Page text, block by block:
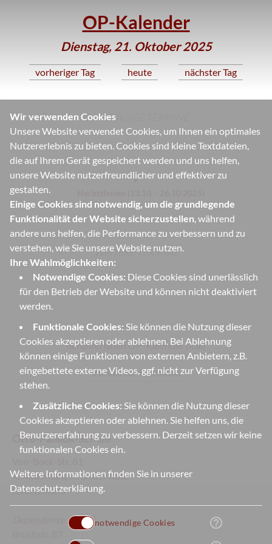
Wir verwenden Cookies
Unsere Website verwendet Cookies, um Ihnen ein optimales
Nutzererlebnis zu bieten. Cookies sind kleine Textdateien,
die auf Ihrem Gerät gespeichert werden und uns helfen,
unsere Website nutzerfreundlicher und effektiver zu
gestalten.
Einige Cookies sind notwendig, um die grundlegende
Funktionalität der Website sicherzustellen, während
andere uns helfen, die Performance zu verbessern und zu
verstehen, wie Sie unsere Website nutzen.
Ihre Wahlmöglichkeiten:
Notwendige Cookies: Diese Cookies sind unerlässlich
für den Betrieb der Website und können nicht deaktiviert
werden.
Funktionale Cookies: Sie können die Nutzung dieser
Cookies akzeptieren oder ablehnen. Bei Ablehnung
können einige Funktionen von externen Anbietern, z.B.
eingebettete externe Videos, ggf. nicht zur Verfügung
stehen.
Zusätzliche Cookies: Sie können die Nutzung dieser
Cookies akzeptieren oder ablehnen. Sie helfen uns, die
Benutzererfahrung zu verbessern. Derzeit setzen wir keine
funktionalen Cookies ein.
Weitere Informationen finden Sie in unserer
Datenschutzerklärung.
notwendige Cookies help_outline
OP-Kalender
Dienstag, 21. Oktober 2025
vorheriger Tag heute nächster Tag
GANZTÄGIGE TERMINE
WEITERE TERMINE
herunterladen OP-Kalender (ical)
Zurück zur Startseite
Otto-Pankok-Schule
45468 Mülheim an der Ruhr
Deutschland
(Sek II):